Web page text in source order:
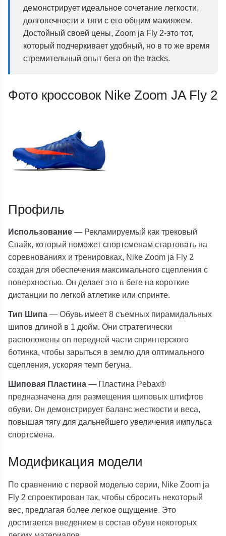
демонстрирует идеальное сочетание легкости,
долговечности и тяги с его общим макияжем.
Достойный своей цены, Zoom ja Fly 2-это тот,
который подчеркивает удобный, но в то же время
стремительный опыт бега on the tracks.
Фото кроссовок Nike Zoom JA Fly 2
Профиль
Использование— Рекламируемый как трековый
Спайк, который поможет спортсменам стартовать на
соревнованиях и тренировках, Nike Zoom ja Fly 2
создан для обеспечения максимального сцепления с
поверхностью. Он делает это в беге на короткие
дистанции по легкой атлетике или спринте.
Тип Шипа— Обувь имеет 8 съемных пирамидальных
шипов длиной в 1 дюйм. Они стратегически
расположены on передней части спринтерского
ботинка, чтобы зарыться в землю для оптимального
сцепления, ускоряя темп бегуна.
Шиповая Пластина — Пластина Pebax®
предназначена для размещения шиповых штифтов
обуви. Он демонстрирует баланс жесткости и веса,
повышая тягу для дальнейшего увеличения импульса
спортсмена.
Модификация модели
По сравнению с первой моделью серии, Nike Zoom ja
Fly 2 спроектирован так, чтобы сбросить некоторый
вес, предлагая более легкое ощущение. Это
достигается введением в состав обуви некоторых